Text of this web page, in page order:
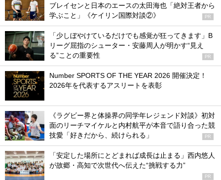
ブレイセンと日本のエースの太田海也「絶対王者から
学ぶこと」《ケイリン国際対談②》
PR
「少しぼやけているだけでも感覚が狂ってきます」B
リーグ屈指のシューター・安藤周人が明かす“見え
る”ことの重要性
PR
Number SPORTS OF THE YEAR 2026 開催決定！
2026年を代表するアスリートを表彰
《ラグビー界と体操界の同学年レジェンド対談》初対
面のリーチマイケルと内村航平が本音で語り合った競
技愛「好きだから、続けられる」
PR
「安定した場所にとどまれば成長は止まる」西内悠人
が故郷・高知で次世代へ伝えた“挑戦する力”
PR